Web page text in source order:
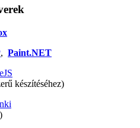
, Paint.NET
készítéséhez)